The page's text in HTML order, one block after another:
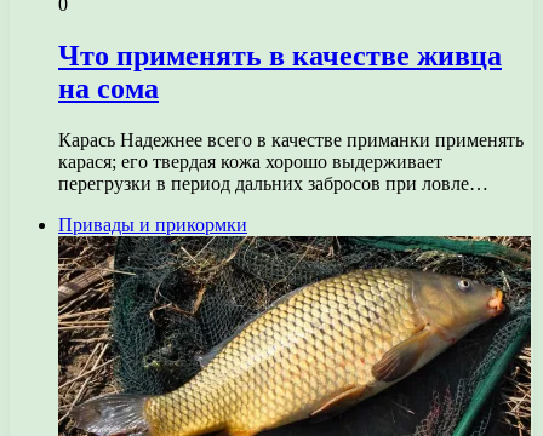
0
Что применять в качестве живца
на сома
Карась Надежнее всего в качестве приманки применять
карася; его твердая кожа хорошо выдерживает
перегрузки в период дальних забросов при ловле…
Привады и прикормки